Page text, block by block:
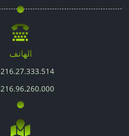
الهاتف
216.27.333.514+
216.96.260.000+